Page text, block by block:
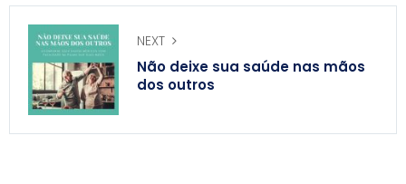
NEXT
Não deixe sua saúde nas mãos
dos outros